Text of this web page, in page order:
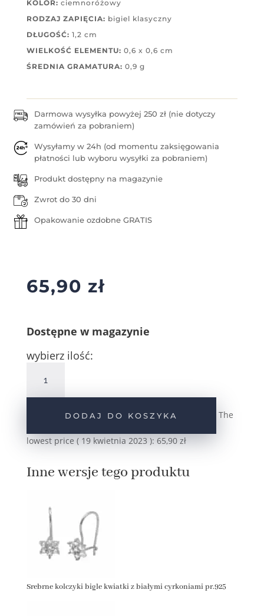
KOLOR: ciemnoróżowy
RODZAJ ZAPIĘCIA: bigiel klasyczny
DŁUGOŚĆ: 1,2 cm
WIELKOŚĆ ELEMENTU: 0,6 x 0,6 cm
ŚREDNIA GRAMATURA: 0,9 g
Darmowa wysyłka powyżej 250 zł (nie dotyczy
zamówień za pobraniem)
Wysyłamy w 24h (od momentu zaksięgowania
płatności lub wyboru wysyłki za pobraniem)
Produkt dostępny na magazynie
Zwrot do 30 dni
Opakowanie ozdobne GRATIS
65,90 zł
Dostępne w magazynie
wybierz ilość:
Srebrne
kolczyki
z
pr.925
DODAJ DO KOSZYKA The
lowest price (19 kwietnia 2023 ): 65,90 zł
Inne wersje tego produktu
Srebrne kolczyki bigle kwiatki z białymi cyrkoniami pr.925